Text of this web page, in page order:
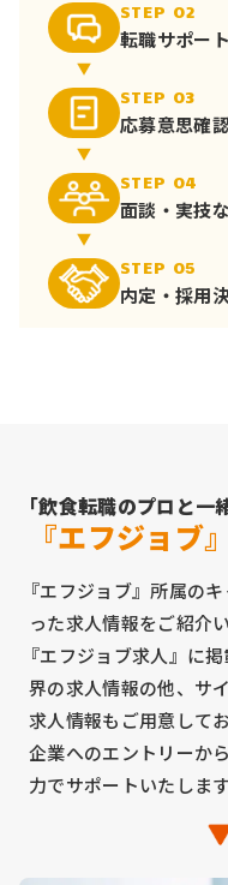
STEP 02
転職サポート
STEP 03
応募意思確
STEP 04
面談・実技
STEP 05
内定・採用
「飲食転職のプロと
『エフジョブ』
『エフジョブ』所属の
った求人情報をご紹介
『エフジョブ求人』に
界の求人情報の他、サ
求人情報もご用意してお
企業へのエントリーか
力でサポートいたします